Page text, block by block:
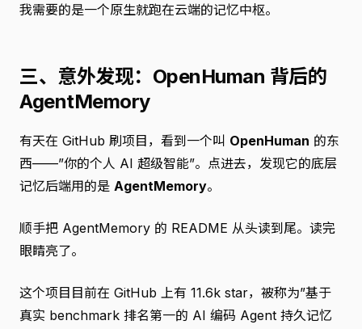
我需要的是一个原生就跑在云端的记忆中枢。
三、意外发现：OpenHuman 背后的
AgentMemory
有天在 GitHub 刷项目，看到一个叫 OpenHuman 的东
西——”你的个人 AI 超级智能”。点进去，发现它的底层
记忆后端用的是 AgentMemory。
顺手把 AgentMemory 的 README 从头读到尾。读完
眼睛亮了。
这个项目目前在 GitHub 上有 11.6k star，被称为”基于
真实 benchmark 排名第一的 AI 编码 Agent 持久记忆